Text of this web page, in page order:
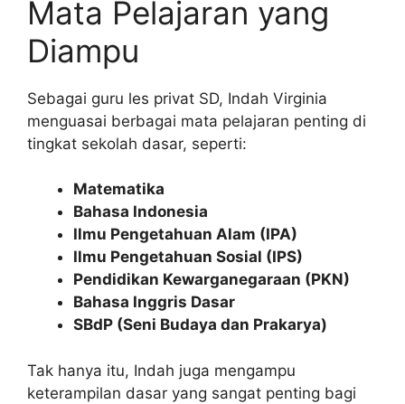
Mata Pelajaran yang
Diampu
Sebagai guru les privat SD, Indah Virginia
menguasai berbagai mata pelajaran penting di
tingkat sekolah dasar, seperti:
Matematika
Bahasa Indonesia
Ilmu Pengetahuan Alam (IPA)
Ilmu Pengetahuan Sosial (IPS)
Pendidikan Kewarganegaraan (PKN)
Bahasa Inggris Dasar
SBdP (Seni Budaya dan Prakarya)
Tak hanya itu, Indah juga mengampu
keterampilan dasar yang sangat penting bagi